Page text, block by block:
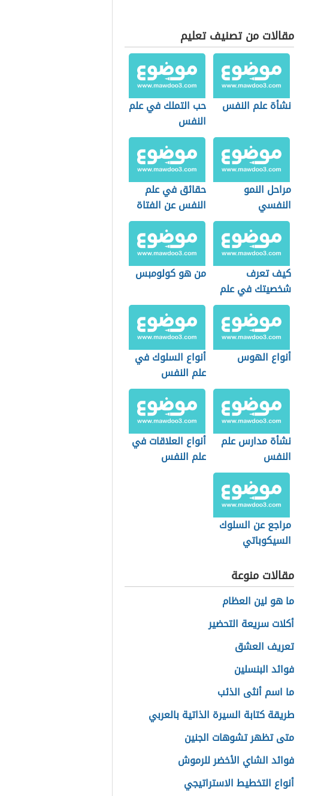
مقالات من تصنيف تعليم
نشأة علم النفس
حب التملك في علم
النفس
مراحل النمو
النفسي
حقائق في علم
النفس عن الفتاة
كيف تعرف
شخصيتك في علم
النفس
من هو كولومبس
أنواع الهوس
أنواع السلوك في
علم النفس
نشأة مدارس علم
النفس
أنواع العلاقات في
علم النفس
مراجع عن السلوك
السيكوباتي
مقالات منوعة
ما هو لين العظام
أكلات سريعة التحضير
تعريف العشق
فوائد البنسلين
ما اسم أنثى الذئب
طريقة كتابة السيرة الذاتية بالعربي
متى تظهر تشوهات الجنين
فوائد الشاي الأخضر للرموش
أنواع التخطيط الاستراتيجي